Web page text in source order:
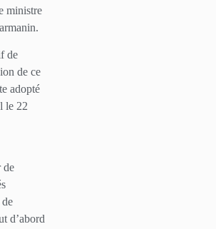
ministre
de
de ce
adopté
le 22
de
d’abord